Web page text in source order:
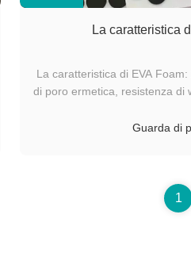
La caratteristica
La caratteristica di EVA
di poro ermetica, resistenza di
mare, a petrolio, ad acido,
Guarda di
1